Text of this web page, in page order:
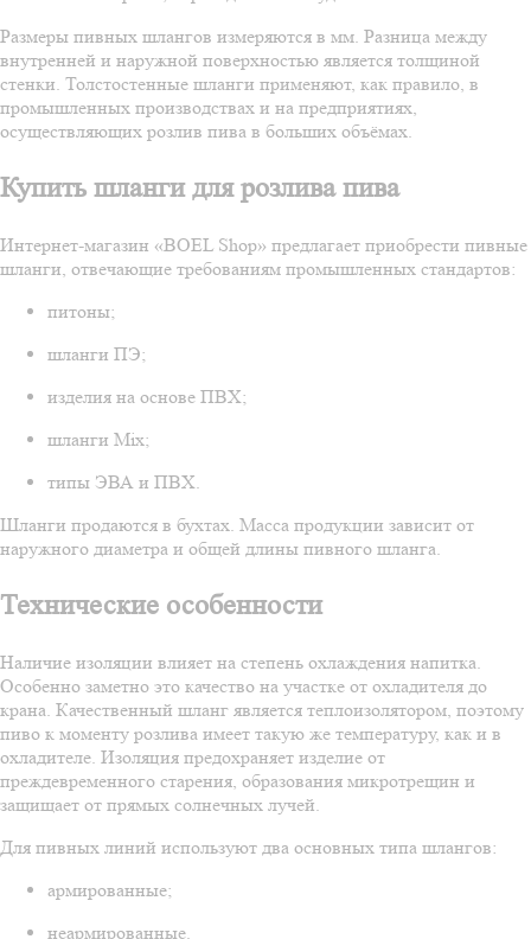
Размеры пивных шлангов измеряются в мм. Разница между
внутренней и наружной поверхностью является толщиной
стенки. Толстостенные шланги применяют, как правило, в
промышленных производствах и на предприятиях,
осуществляющих розлив пива в больших объёмах.
Купить шланги для розлива пива
Интернет-магазин «BOEL Shop» предлагает приобрести пивные
шланги, отвечающие требованиям промышленных стандартов:
питоны;
шланги ПЭ;
изделия на основе ПВХ;
шланги Mix;
типы ЭВА и ПВХ.
Шланги продаются в бухтах. Масса продукции зависит от
наружного диаметра и общей длины пивного шланга.
Технические особенности
Наличие изоляции влияет на степень охлаждения напитка.
Особенно заметно это качество на участке от охладителя до
крана. Качественный шланг является теплоизолятором, поэтому
пиво к моменту розлива имеет такую же температуру, как и в
охладителе. Изоляция предохраняет изделие от
преждевременного старения, образования микротрещин и
защищает от прямых солнечных лучей.
Для пивных линий используют два основных типа шлангов:
армированные;
неармированные.